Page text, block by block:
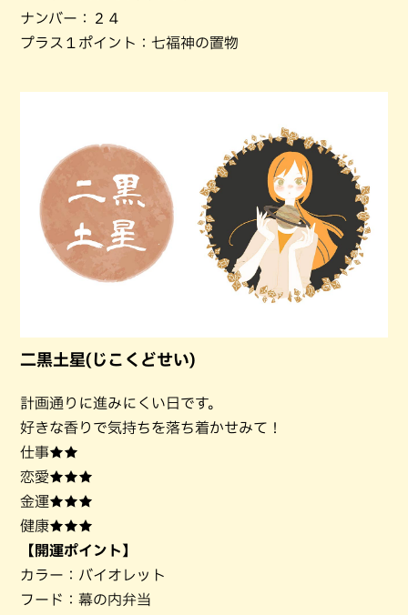
ナンバー：２４
プラス１ポイント：七福神の置物
二黒土星(じこくどせい)
計画通りに進みにくい日です。
好きな香りで気持ちを落ち着かせみて！
仕事★★
恋愛★★★
金運★★★
健康★★★
【開運ポイント】
カラー：バイオレット
フード：幕の内弁当